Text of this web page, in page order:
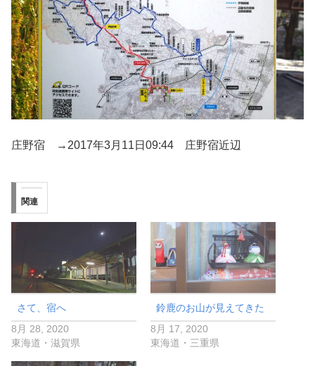
庄野宿 →2017年3月11日09:44 庄野宿近辺
関連
さて、宿へ
8月 28, 2020
東海道・滋賀県
鈴鹿のお山が見えてきた
8月 17, 2020
東海道・三重県